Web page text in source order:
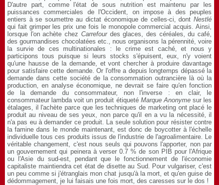
D'autre part, comme l'état de sous nutrition est maintenu par les
puissances commerciales de l'Occident, on impose à des peuples
entiers à se soumettre au dictat économique de celles-ci, dont Nestlé
qui fait grimper les prix une fois le monopole commercial acquis. Ainsi,
lorsque l'on achète chez Carrefourdes glaces, des céréales, du café,
des gourmandises chocolatées etc., nous organisons la pérennité, voire
la survie de ces multinationales : le crime est caché, et nous y
participons tous puisque si leurs stocks s'épuisent, eux, n'y voient
qu'une hausse de la demande, et vont chercher à produire davantage
pour satisfaire cette demande. Or l'offre a depuis longtemps dépassé la
demande dans cette société de la consommation outrancière là où la
production, en analyse économique, ne devrait se faire qu'en fonction
de la demande du consommateur, non l'inverse : en clair, le
consommateur lambda voit un produit étiqueté Marque Anonymesur les
étalages, il l'achète parce que les techniques de marketing ont placé le
produit au niveau de ses yeux, non parce qu'il en a vu la nécessité, il
n'a pas eu à demander ce produit. La seule solution pour résister contre
la famine dans le monde maintenant, est donc de boycotter à l'échelle
individuelle tous ces produits issus de l'industrie de l'agroalimentaire. Le
véritable changement, c'est nous seuls qui pouvons l'apporter, non par
un gouvernement qui peinera à verser 0.7 % de son PIB pour l'Afrique
ou l'Asie du sud-est, pendant que le fonctionnement de l'économie
capitaliste maintiendra cet état de disette au Sud. Pour vulgariser, c'est
un peu comme si j'étranglais mon chat jusqu'à la mort, et qu'en guise de
dédommagement, je lui faisais une fois mort, des caresses sur le dos !